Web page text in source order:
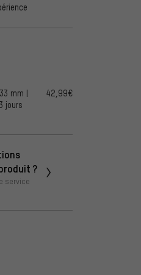
mm |
jours
42,99€
?
service